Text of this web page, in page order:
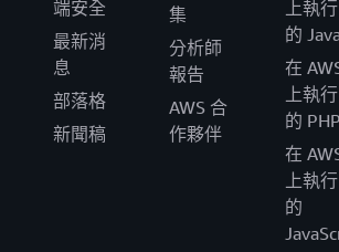
端安全
最新消
息
部落格
新聞稿
集
分析師
報告
AWS 合
作夥伴
上執行
的
在
上執行
的 PHP
在
上執行
的